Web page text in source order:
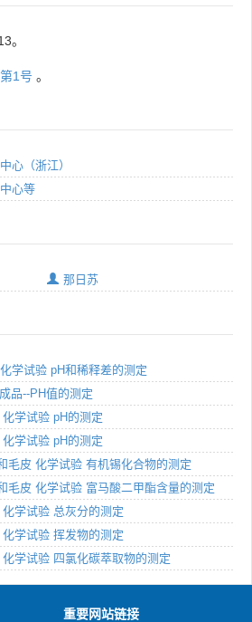
。
1号 。
心（浙江）
心等
那日苏
学试验 pH和稀释差的测定
品--PH值的测定
学试验 pH的测定
学试验 pH的测定
毛皮 化学试验 有机锡化合物的测定
毛皮 化学试验 富马酸二甲酯含量的测定
学试验 总灰分的测定
学试验 挥发物的测定
学试验 四氯化碳萃取物的测定
重要网站链接